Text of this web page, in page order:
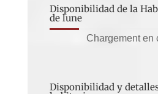
Disponibilidad de la
de lune
Chargement en
Disponibilidad y